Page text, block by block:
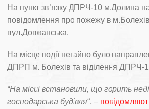
На пункт зв’язку ДПРЧ-10 м.Долина
повідомлення про пожежу в
вул.Довжанська.
На місце події негайно було
ДПРП м. Болехів та віділення ДПРЧ-
“На місці встановили, що горить
господарська будівля“, –